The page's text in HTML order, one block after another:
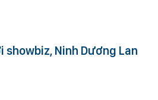
showbiz, Ninh Dương Lan